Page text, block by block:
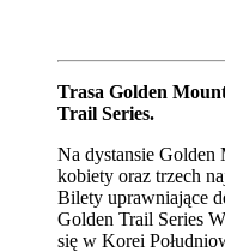
Trasa Golden
Trail Series.
Na dystansie Golden
kobiety oraz trzech
Bilety uprawniające
Golden Trail Series
się w Korei